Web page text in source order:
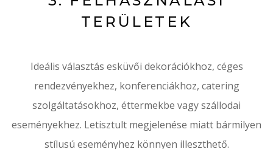
TERÜLETEK
Ideális választás esküvői dekorációkhoz, céges
rendezvényekhez, konferenciákhoz, catering
szolgáltatásokhoz, éttermekbe vagy szállodai
eseményekhez. Letisztult megjelenése miatt bármilyen
stílusú eseményhez könnyen illeszthető.